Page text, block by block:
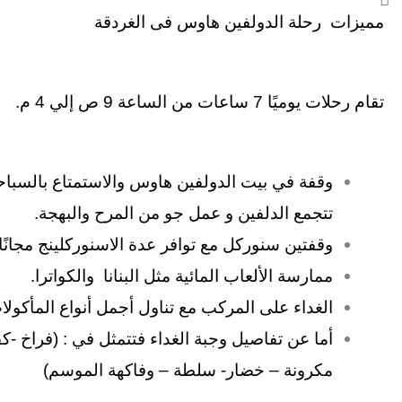
مميزات رحلة الدولفين هاوس فى الغردقة
تقام رحلات يوميًا 7 ساعات من الساعة 9 ص إلي 4 م.
وقفة في بيت الدولفين هاوس والاستمتاع
تتجمع الدلفين و عمل جو من المرح والبهجة.
وقفتين سنوركل مع توافر عدة الاسنوركلينج
ممارسة الألعاب المائية مثل البنانا والكواترا.
الغداء على المركب مع تناول أجمل أنواع
أما عن تفاصيل وجبة الغداء فتتمثل في : (فراخ -
مكرونة – خضار- سلطة – وفاكهة الموسم)